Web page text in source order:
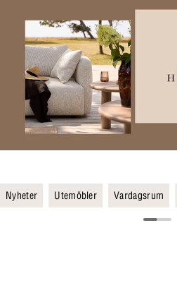
Nyheter Utemöbler Vardagsrum